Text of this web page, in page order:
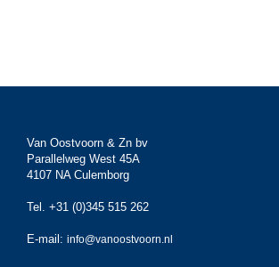
Van Oostvoorn & Zn bv
Parallelweg West 45A
4107 NA Culemborg
Tel. +31 (0)345 515 262
E-mail: info@vanoostvoorn.nl